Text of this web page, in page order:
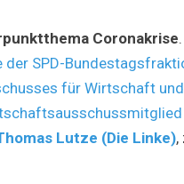
Coronakrise
SPD-
für Wirtschaft und
Lutze (Die Linke),